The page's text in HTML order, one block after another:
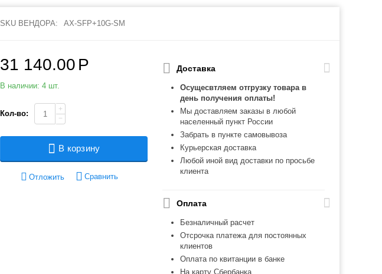
SKU ВЕНДОРА: AX-SFP+10G-SM
31 140.00 Р
В наличии: 4 шт.
Кол-во:
+
−
В корзину
Отложить Сравнить
Доставка
Осущесвтляем отгрузку товара в
день получения оплаты!
Мы доставляем заказы в любой
населенный пункт России
Забрать в пункте самовывоза
Курьерская доставка
Любой иной вид доставки по просьбе
клиента
Оплата
Безналичный расчет
Отсрочка платежа для постоянных
клиентов
Оплата по квитанции в банке
На карту Сбербанка